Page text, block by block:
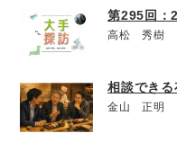
第295回：
高松 秀樹
相談できる
金山 正明